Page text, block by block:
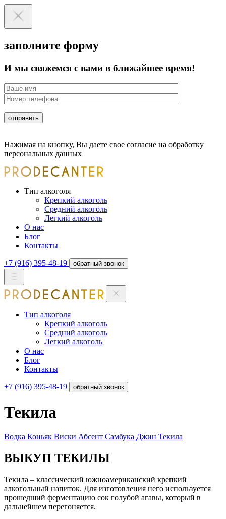
заполните форму
И мы свяжемся с вами в ближайшее время!
Нажимая на кнопку, Вы даете свое согласие на обработку
персональных данных
Тип алкоголя
Крепкий алкоголь
Средний алкоголь
Легкий алкоголь
О нас
Блог
Контакты
+7 (916) 395-48-19 обратный звонок
Тип алкоголя
Крепкий алкоголь
Средний алкоголь
Легкий алкоголь
О нас
Блог
Контакты
+7 (916) 395-48-19 обратный звонок
Текила
Водка Коньяк Виски Абсент Самбука Джин Текила
ВЫКУП ТЕКИЛЫ
Текила – классический южноамериканский крепкий
алкогольный напиток. Для изготовления него используется
прошедший ферментацию сок голубой агавы, который в
дальнейшем перегоняется.